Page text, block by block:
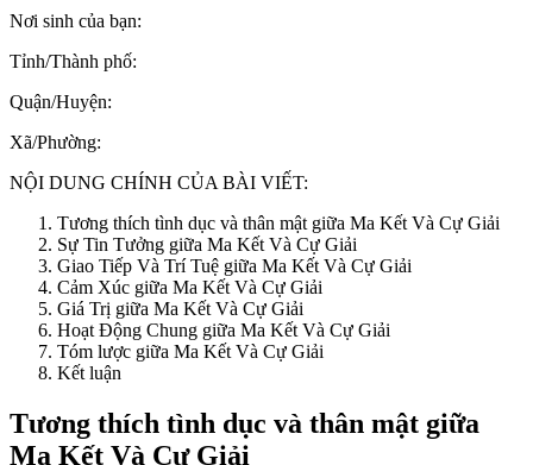
Nơi sinh của bạn:
Tỉnh/Thành phố:
Quận/Huyện:
Xã/Phường:
NỘI DUNG CHÍNH CỦA BÀI VIẾT:
Tương thích tình dục và thân mật giữa Ma Kết Và Cự Giải
Sự Tin Tưởng giữa Ma Kết Và Cự Giải
Giao Tiếp Và Trí Tuệ giữa Ma Kết Và Cự Giải
Cảm Xúc giữa Ma Kết Và Cự Giải
Giá Trị giữa Ma Kết Và Cự Giải
Hoạt Động Chung giữa Ma Kết Và Cự Giải
Tóm lược giữa Ma Kết Và Cự Giải
Kết luận
Tương thích tình dục và thân mật giữa
Ma Kết Và Cự Giải